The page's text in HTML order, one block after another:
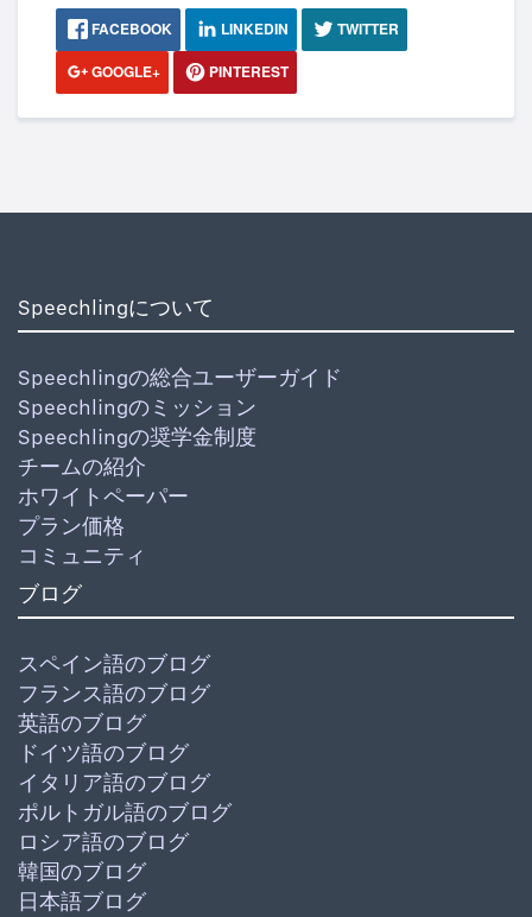
FACEBOOK LINKEDIN
TWITTER
GOOGLE+
PINTEREST
Speechlingについて
Speechlingの総合ユーザーガイド
Speechlingのミッション
Speechlingの奨学金制度
チームの紹介
ホワイトペーパー
プラン価格
コミュニティ
ブログ
スペイン語のブログ
フランス語のブログ
英語のブログ
ドイツ語のブログ
イタリア語のブログ
ポルトガル語のブログ
ロシア語のブログ
韓国のブログ
日本語ブログ